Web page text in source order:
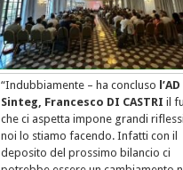
“Indubbiamente – ha concluso
Sinteg, Francesco DI CASTRI il
che ci aspetta impone grandi
noi lo stiamo facendo. Infatti con il
deposito del prossimo bilancio ci